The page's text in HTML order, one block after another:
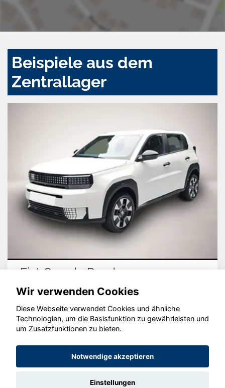
Beispiele aus dem
Zentrallager
Fiat Grande Panda
© konjunkturmotor.de GmbH 2020 - 2026
Wir verwenden Cookies
Diese Webseite verwendet Cookies und ähnliche
Technologien, um die Basisfunktion zu gewährleisten und
um Zusatzfunktionen zu bieten.
Notwendige akzeptieren
Einstellungen